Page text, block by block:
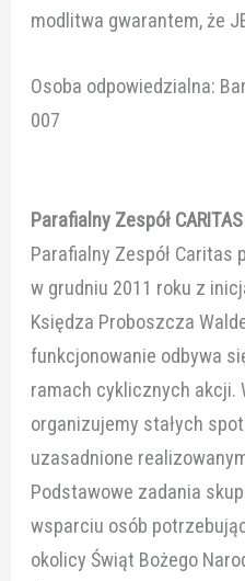
modlitwa gwarantem, że
Osoba odpowiedzialna:
007
Parafialny Zespół CARITAS
Parafialny Zespół Caritas
w grudniu 2011 roku z
Księdza Proboszcza
funkcjonowanie odbywa
ramach cyklicznych akcji.
organizujemy stałych
uzasadnione
Podstawowe zadania
wsparciu osób
okolicy Świąt Bożego